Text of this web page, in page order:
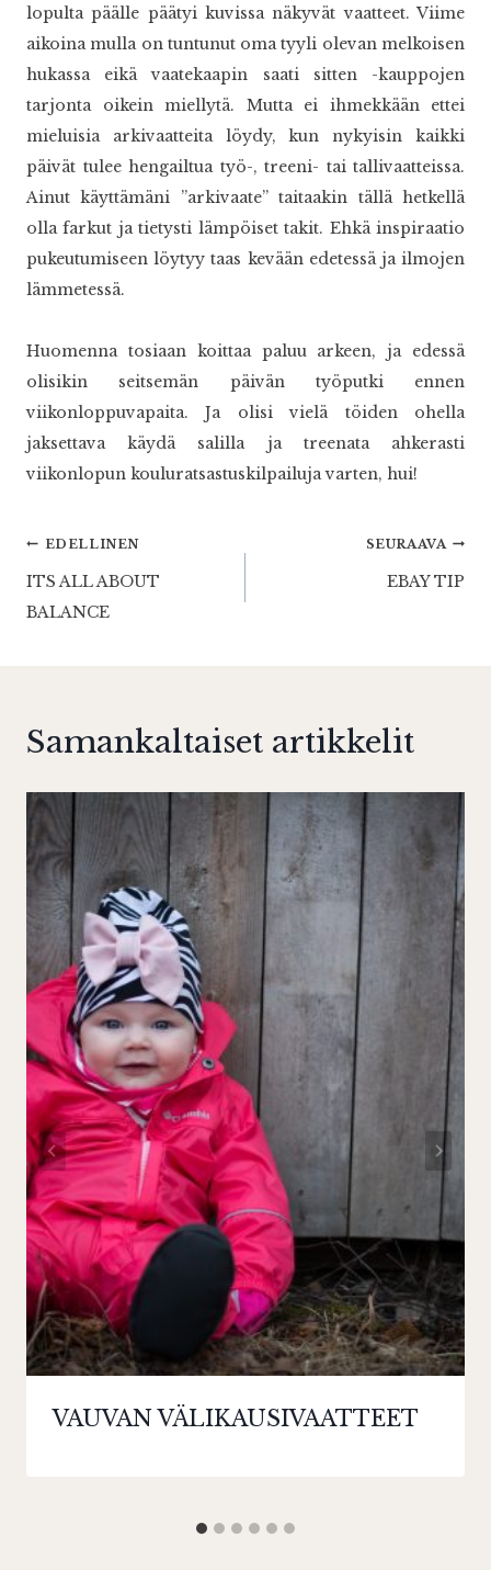
lopulta päälle päätyi kuvissa näkyvät vaatteet. Viime
aikoina mulla on tuntunut oma tyyli olevan melkoisen
hukassa eikä vaatekaapin saati sitten -kauppojen
tarjonta oikein miellytä. Mutta ei ihmekkään ettei
mieluisia arkivaatteita löydy, kun nykyisin kaikki
päivät tulee hengailtua työ-, treeni- tai tallivaatteissa.
Ainut käyttämäni ”arkivaate” taitaakin tällä hetkellä
olla farkut ja tietysti lämpöiset takit. Ehkä inspiraatio
pukeutumiseen löytyy taas kevään edetessä ja ilmojen
lämmetessä.
Huomenna tosiaan koittaa paluu arkeen, ja edessä
olisikin seitsemän päivän työputki ennen
viikonloppuvapaita. Ja olisi vielä töiden ohella
jaksettava käydä salilla ja treenata ahkerasti
viikonlopun kouluratsastuskilpailuja varten, hui!
Artikkelien
selaus
EDELLINEN
ITS ALL ABOUT
BALANCE
SEURAAVA
EBAY TIP
Samankaltaiset artikkelit
VAUVAN VÄLIKAUSIVAATTEET